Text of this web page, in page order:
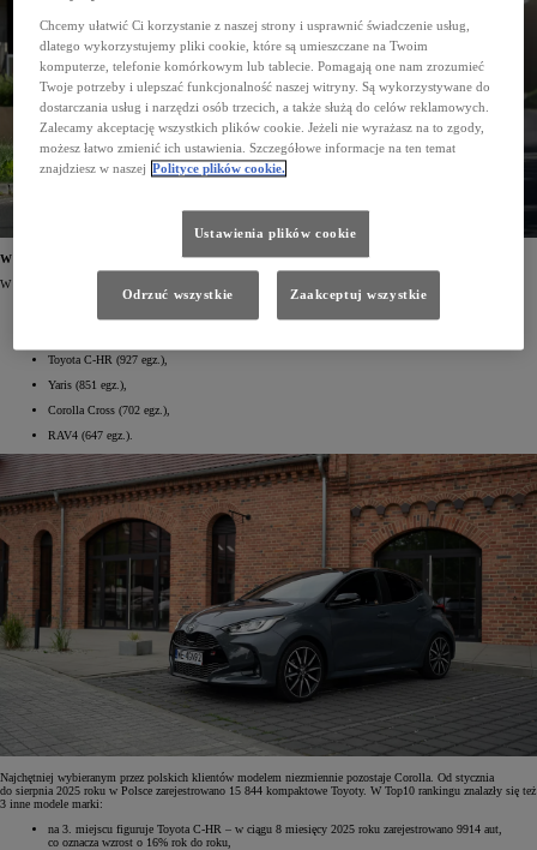
W sierpniowym Top10 – 6 modeli Toyoty
W 10 najpopularniejszych aut sierpnia znalazło się aż 6 modeli japońskiej marki:
Toyota C-HR (927 egz.),
Yaris (851 egz.),
Corolla Cross (702 egz.),
RAV4 (647 egz.).
Najchętniej wybieranym przez polskich klientów modelem niezmiennie pozostaje Corolla. Od stycznia
do sierpnia 2025 roku w Polsce zarejestrowano 15 844 kompaktowe Toyoty. W Top10 rankingu znalazły się też
3 inne modele marki:
na 3. miejscu figuruje Toyota C-HR – w ciągu 8 miesięcy 2025 roku zarejestrowano 9914 aut,
co oznacza wzrost o 16% rok do roku,
Chcemy ułatwić Ci korzystanie z naszej strony i usprawnić świadczenie usług,
dlatego wykorzystujemy pliki cookie, które są umieszczane na Twoim
komputerze, telefonie komórkowym lub tablecie. Pomagają one nam zrozumieć
Twoje potrzeby i ulepszać funkcjonalność naszej witryny. Są wykorzystywane do
dostarczania usług i narzędzi osób trzecich, a także służą do celów reklamowych.
Zalecamy akceptację wszystkich plików cookie. Jeżeli nie wyrażasz na to zgody,
możesz łatwo zmienić ich ustawienia. Szczegółowe informacje na ten temat
znajdziesz w naszej Polityce plików cookie.
Ustawienia plików cookie
Odrzuć wszystkie Zaakceptuj wszystkie